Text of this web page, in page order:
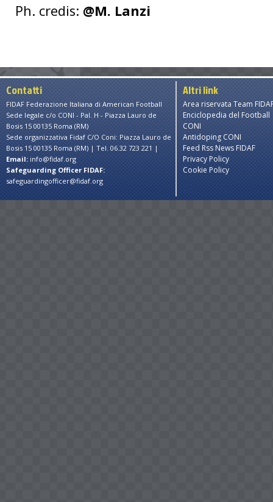
Ph. credis: @M. Lanzi
Contatti
FIDAF Federazione Italiana di American Football
Sede legale c/o CONI - Pal. H - Piazza Lauro de
Bosis 15 00135 Roma (RM)
Sede organizzativa Fidaf C/O Coni: Piazza Lauro de
Bosis 15 00135 Roma (RM) | Tel. 06.32 723 221 |
Email: info@fidaf.org
Safeguarding Officer FIDAF:
safeguardingofficer@fidaf.org
Altri link
Area riservata Team
Enciclopedia del Football
CONI
Antidoping CONI
Feed Rss News FIDAF
Privacy Policy
Cookie Policy